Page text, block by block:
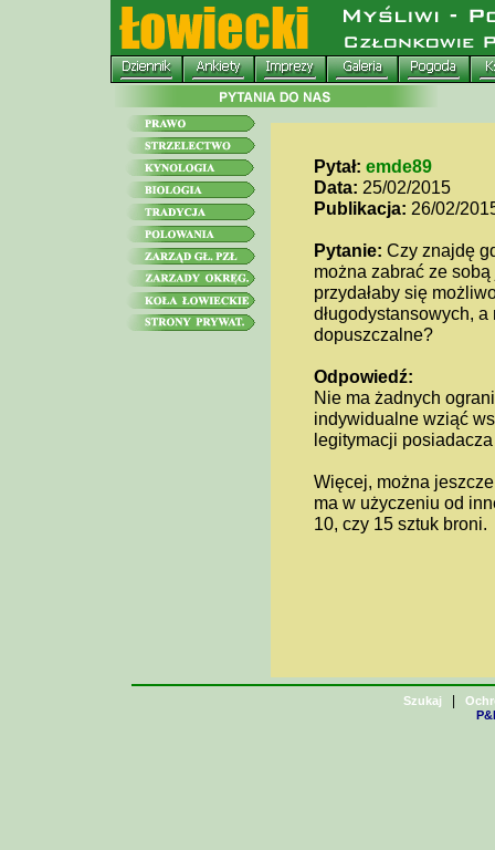
Pytał: emde89
Data: 25/02/2015
Publikacja: 26/02/
Pytanie: Czy znajdę
można zabrać ze
przydałaby się
długodystansowych,
dopuszczalne?
Odpowiedź:
Nie ma żadnych
indywidualne wziąć
legitymacji
Więcej, można
ma w użyczeniu od
10, czy 15 sztuk broni.
Szukaj